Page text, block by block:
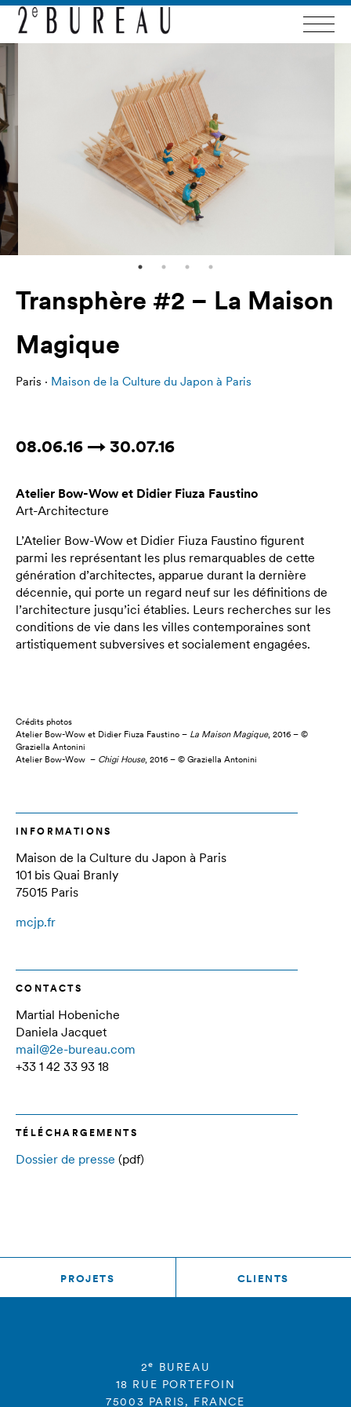
Transphère #2 – La Maison
Magique
Paris · Maison de la Culture du Japon à Paris
08.06.16 → 30.07.16
Atelier Bow-Wow et Didier Fiuza Faustino
Art-Architecture
L’Atelier Bow-Wow et Didier Fiuza Faustino figurent
parmi les représentant les plus remarquables de cette
génération d’architectes, apparue durant la dernière
décennie, qui porte un regard neuf sur les définitions de
l’architecture jusqu’ici établies. Leurs recherches sur les
conditions de vie dans les villes contemporaines sont
artistiquement subversives et socialement engagées.
Crédits photos
Atelier Bow-Wow et Didier Fiuza Faustino – La Maison Magique, 2016 – ©
Graziella Antonini
Atelier Bow-Wow – Chigi House, 2016 – © Graziella Antonini
INFORMATIONS
Maison de la Culture du Japon à Paris
101 bis Quai Branly
75015 Paris
mcjp.fr
CONTACTS
Martial Hobeniche
Daniela Jacquet
mail@2e-bureau.com
+33 1 42 33 93 18
TÉLÉCHARGEMENTS
Dossier de presse (pdf)
PROJETS CLIENTS
2e
BUREAU
18 RUE PORTEFOIN
75003 PARIS, FRANCE